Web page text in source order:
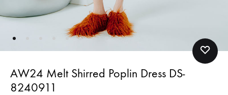
AW24 Melt Shirred Poplin Dress DS-
8240911